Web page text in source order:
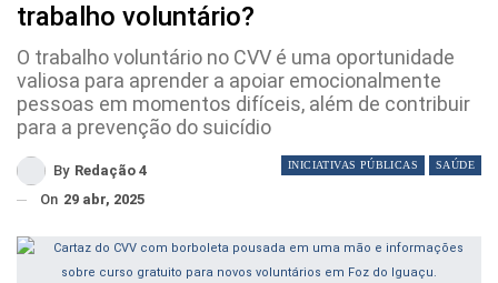
trabalho voluntário?
O trabalho voluntário no CVV é uma oportunidade
valiosa para aprender a apoiar emocionalmente
pessoas em momentos difíceis, além de contribuir
para a prevenção do suicídio
INICIATIVAS PÚBLICAS SAÚDE
By Redação 4
On 29 abr, 2025